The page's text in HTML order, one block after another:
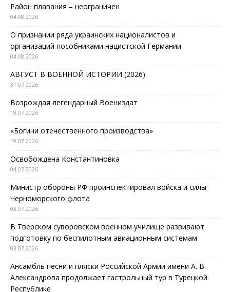
Район плавания – неограничен
04.08.2026
О признании ряда украинских националистов и
организаций пособниками нацистской Германии
04.08.2026
АВГУСТ В ВОЕННОЙ ИСТОРИИ (2026)
31.07.2026
Возрождая легендарный Воениздат
19.07.2026
«Богини отечественного производства»
19.07.2026
Освобождена Константиновка
04.07.2026
Министр обороны РФ проинспектировал войска и силы
Черноморского флота
03.07.2026
В Тверском суворовском военном училище развивают
подготовку по беспилотным авиационным системам
03.07.2026
Ансамбль песни и пляски Российской Армии имени А. В.
Александрова продолжает гастрольный тур в Турецкой
Республике